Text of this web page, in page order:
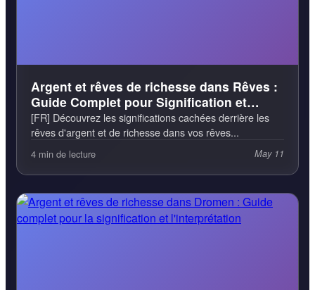
Argent et rêves de richesse dans Rêves :
Guide Complet pour Signification et
Interprétation
[FR] Découvrez les significations cachées derrière les
rêves d'argent et de richesse dans vos rêves...
4 min de lecture May 11